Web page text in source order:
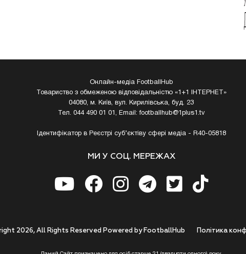
Онлайн-медіа FootballHub
Товариство з обмеженою відповідальністю «1+1 ІНТЕРНЕТ»
04080, м. Київ, вул. Кирилівська, буд. 23
Тел. 044 490 01 01, Email:footballhub@1plus1.tv
Ідентифікатор в Реєстрі суб’єктіву сфері медіа - R40-05818
МИ У СОЦ. МЕРЕЖАХ
Полiтика
2026, All Rights Reserved Powered by FootballHub